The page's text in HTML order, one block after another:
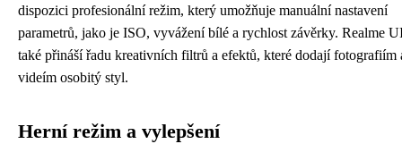
dispozici profesionální režim, který umožňuje manuální nastavení
parametrů, jako je ISO, vyvážení bílé a rychlost závěrky. Realme
také přináší řadu kreativních filtrů a efektů, které dodají fotografiím
videím osobitý styl.
Herní režim a vylepšení